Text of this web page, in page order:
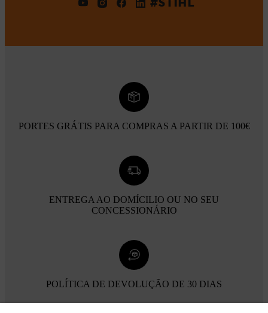
PORTES GRÁTIS PARA COMPRAS A PARTIR DE 100€
ENTREGA AO DOMÍCILIO OU NO SEU
CONCESSIONÁRIO
POLÍTICA DE DEVOLUÇÃO DE 30 DIAS